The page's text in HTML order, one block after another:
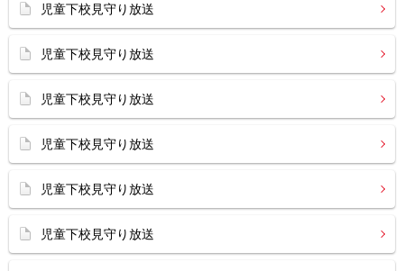
児童下校見守り放送
児童下校見守り放送
児童下校見守り放送
児童下校見守り放送
児童下校見守り放送
児童下校見守り放送